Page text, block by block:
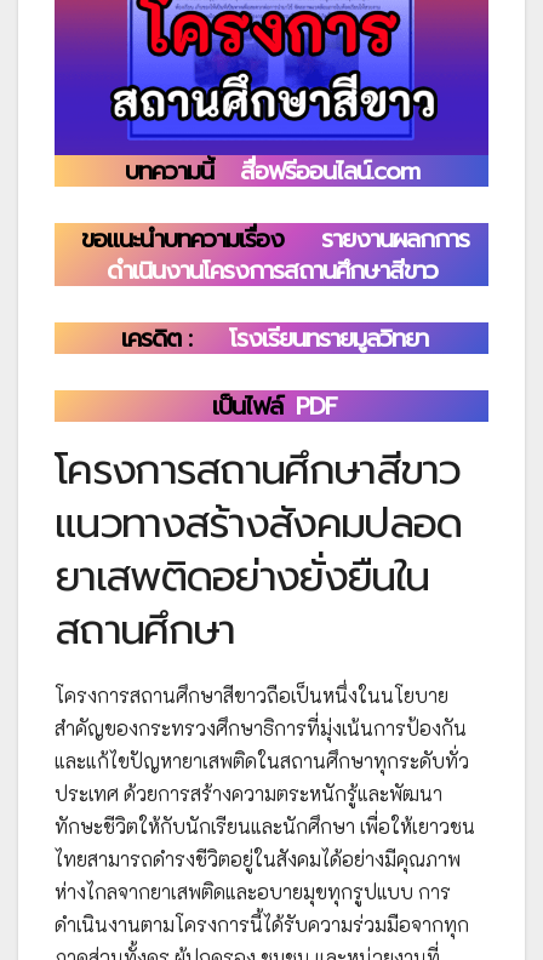
บทความนี้
สื่อฟรีออนไลน์.com
ขอแนะนำบทความเรื่อง
รายงานผลกการ
ดำเนินงานโครงการสถานศึกษาสีขาว
เครดิต :
โรงเรียนทรายมูลวิทยา
เป็นไฟล์ PDF
โครงการสถานศึกษาสีขาว
แนวทางสร้างสังคมปลอด
ยาเสพติดอย่างยั่งยืนใน
สถานศึกษา
โครงการสถานศึกษาสีขาวถือเป็นหนึ่งในนโยบาย
สำคัญของกระทรวงศึกษาธิการที่มุ่งเน้นการป้องกัน
และแก้ไขปัญหายาเสพติดในสถานศึกษาทุกระดับทั่ว
ประเทศ ด้วยการสร้างความตระหนักรู้และพัฒนา
ทักษะชีวิตให้กับนักเรียนและนักศึกษา เพื่อให้เยาวชน
ไทยสามารถดำรงชีวิตอยู่ในสังคมได้อย่างมีคุณภาพ
ห่างไกลจากยาเสพติดและอบายมุขทุกรูปแบบ การ
ดำเนินงานตามโครงการนี้ได้รับความร่วมมือจากทุก